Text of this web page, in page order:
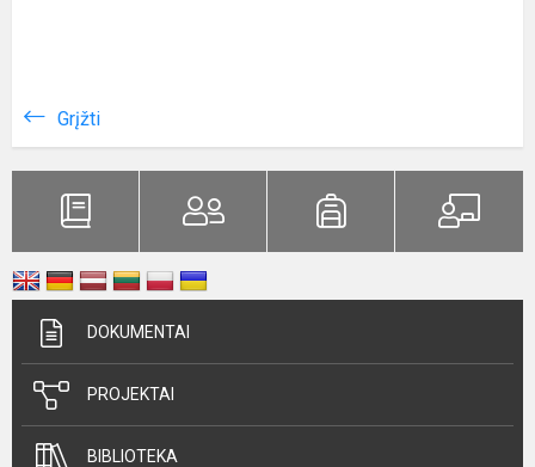
Grįžti
DOKUMENTAI
PROJEKTAI
BIBLIOTEKA